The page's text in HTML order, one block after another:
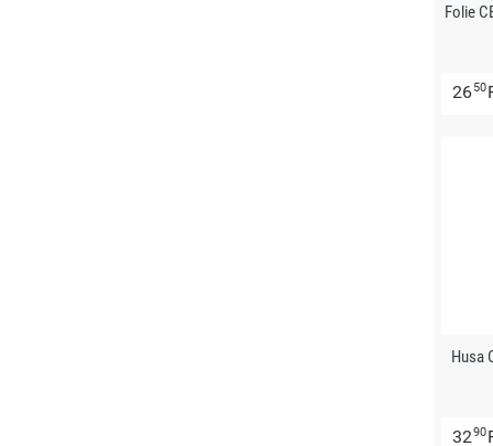
Folie
2650
Husa
3290